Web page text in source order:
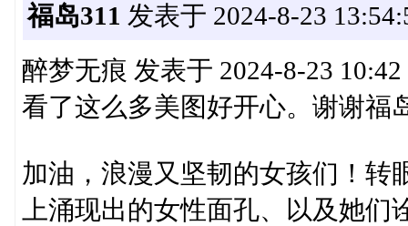
福岛311 发表于 2024-8-23
醉梦无痕 发表于 2024-8-23 10:42
看了这么多美图好开心。谢谢福
加油，浪漫又坚韧的女孩们！转
上涌现出的女性面孔、以及她